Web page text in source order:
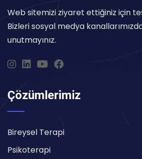
Web sitemizi ziyaret ettiğiniz için
Bizleri sosyal medya
unutmayınız.
Çözümlerimiz
Bireysel Terapi
Psikoterapi